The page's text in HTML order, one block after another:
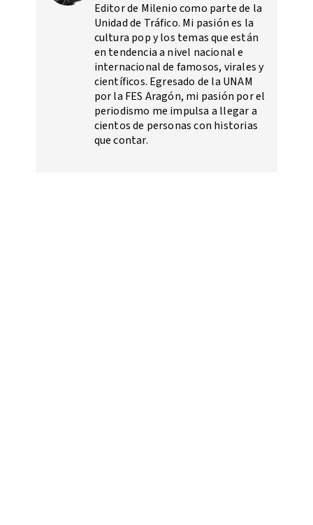
Editor de Milenio como parte de la
Unidad de Tráfico. Mi pasión es la
cultura pop y los temas que están
en tendencia a nivel nacional e
internacional de famosos, virales y
científicos. Egresado de la UNAM
por la FES Aragón, mi pasión por el
periodismo me impulsa a llegar a
cientos de personas con historias
que contar.